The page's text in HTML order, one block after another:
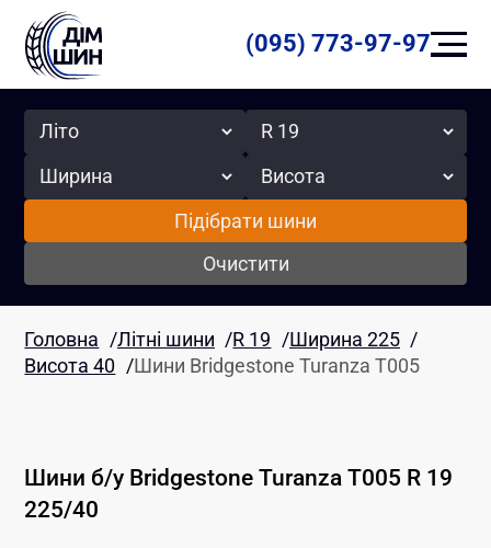
(095) 773-97-97
Сезон Радіус
Ширина Висота
Підібрати шини
Очистити
Головна /Літні шини /R 19 /Ширина 225 /
Висота 40 /Шини Bridgestone Turanza T005
Шини б/у Bridgestone Turanza T005 R 19
225/40